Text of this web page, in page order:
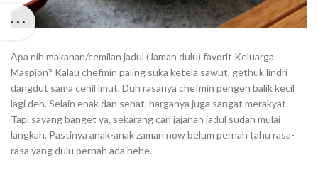
Apa nih makanan/cemilan jadul (Jaman dulu) favorit Keluarga
Maspion? Kalau chefmin paling suka ketela sawut, gethuk lindri
dangdut sama cenil imut. Duh rasanya chefmin pengen balik kecil
lagi deh. Selain enak dan sehat, harganya juga sangat merakyat.
Tapi sayang banget ya, sekarang cari jajanan jadul sudah mulai
langkah. Pastinya anak-anak zaman now belum pernah tahu rasa-
rasa yang dulu pernah ada hehe.⁣⁣